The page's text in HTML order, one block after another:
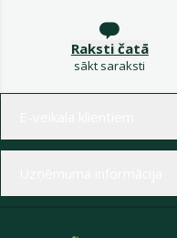
Raksti čatā
sākt saraksti